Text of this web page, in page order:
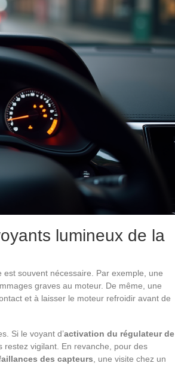
lumineux de la
souvent nécessaire. Par exemple, une
graves au moteur. De même, une
et à laisser le moteur refroidir avant de
Si le voyant d’activation du régulateur de
restez vigilant. En revanche, pour des
des capteurs , une visite chez un